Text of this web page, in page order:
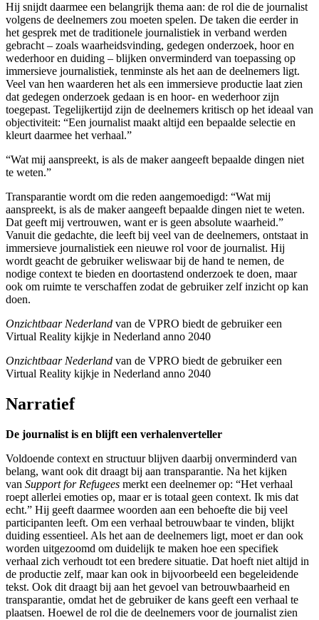
Hij snijdt daarmee een belangrijk thema aan: de rol die de journalist
volgens de deelnemers zou moeten spelen. De taken die eerder in
het gesprek met de traditionele journalistiek in verband werden
gebracht – zoals waarheidsvinding, gedegen onderzoek, hoor en
wederhoor en duiding – blijken onverminderd van toepassing op
immersieve journalistiek, tenminste als het aan de deelnemers ligt.
Veel van hen waarderen het als een immersieve productie laat zien
dat gedegen onderzoek gedaan is en hoor- en wederhoor zijn
toegepast. Tegelijkertijd zijn de deelnemers kritisch op het ideaal van
objectiviteit: “Een journalist maakt altijd een bepaalde selectie en
kleurt daarmee het verhaal.”
“Wat mij aanspreekt, is als de maker aangeeft bepaalde dingen niet
te weten.”
Transparantie wordt om die reden aangemoedigd: “Wat mij
aanspreekt, is als de maker aangeeft bepaalde dingen niet te weten.
Dat geeft mij vertrouwen, want er is geen absolute waarheid.”
Vanuit die gedachte, die leeft bij veel van de deelnemers, ontstaat in
immersieve journalistiek een nieuwe rol voor de journalist. Hij
wordt geacht de gebruiker weliswaar bij de hand te nemen, de
nodige context te bieden en doortastend onderzoek te doen, maar
ook om ruimte te verschaffen zodat de gebruiker zelf inzicht op kan
doen.
Onzichtbaar Nederland van de VPRO biedt de gebruiker een
Virtual Reality kijkje in Nederland anno 2040
Onzichtbaar Nederland van de VPRO biedt de gebruiker een
Virtual Reality kijkje in Nederland anno 2040
Narratief
De journalist is en blijft een verhalenverteller
Voldoende context en structuur blijven daarbij onverminderd van
belang, want ook dit draagt bij aan transparantie. Na het kijken
van Support for Refugees merkt een deelnemer op: “Het verhaal
roept allerlei emoties op, maar er is totaal geen context. Ik mis dat
echt.” Hij geeft daarmee woorden aan een behoefte die bij veel
participanten leeft. Om een verhaal betrouwbaar te vinden, blijkt
duiding essentieel. Als het aan de deelnemers ligt, moet er dan ook
worden uitgezoomd om duidelijk te maken hoe een specifiek
verhaal zich verhoudt tot een bredere situatie. Dat hoeft niet altijd in
de productie zelf, maar kan ook in bijvoorbeeld een begeleidende
tekst. Ook dit draagt bij aan het gevoel van betrouwbaarheid en
transparantie, omdat het de gebruiker de kans geeft een verhaal te
plaatsen. Hoewel de rol die de deelnemers voor de journalist zien